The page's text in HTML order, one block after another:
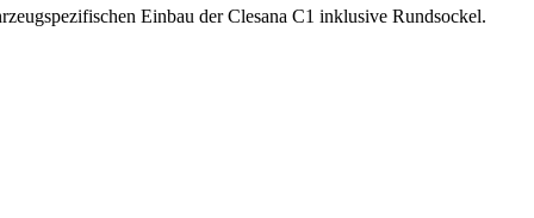
Einbau der Clesana C1 inklusive Rundsockel.